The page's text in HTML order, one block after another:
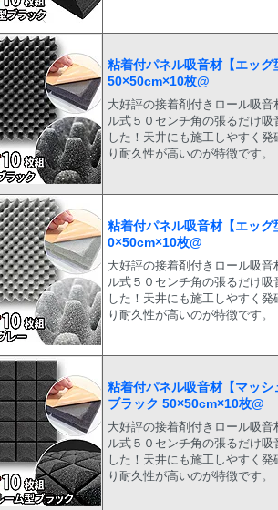
粘着付パネル吸音材【エッグ
50×50cm×10枚@
大好評の接着剤付きロール吸音
ル式５０センチ角の張るだけ吸
した！天井にも施工しやすく発
り耐久性が高いのが特徴です。
粘着付パネル吸音材【エッグ
0×50cm×10枚@
大好評の接着剤付きロール吸音
ル式５０センチ角の張るだけ吸
した！天井にも施工しやすく発
り耐久性が高いのが特徴です。
粘着付パネル吸音材【マッシ
ブラック 50×50cm×10枚@
大好評の接着剤付きロール吸音
ル式５０センチ角の張るだけ吸
した！天井にも施工しやすく発
り耐久性が高いのが特徴です。